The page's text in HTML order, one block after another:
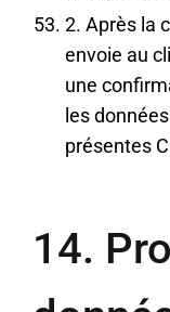
2. Après la
envoie au
une
les
présentes
14.